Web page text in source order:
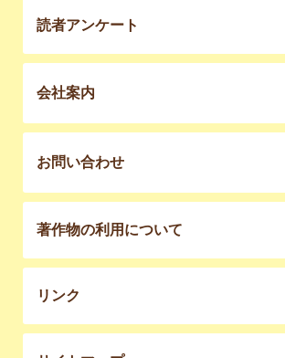
読者アンケート
会社案内
お問い合わせ
著作物の利用について
リンク